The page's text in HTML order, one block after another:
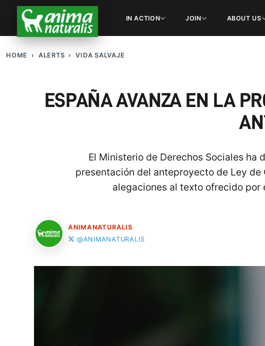
IN ACTION JOIN ABOUT US
HOME ALERTS VIDA SALVAJE
ESPAÑA AVANZA EN LA
El Ministerio de Derechos Sociales
presentación del anteproyecto de Ley
alegaciones al texto ofrecido
ANIMANATURALIS
@ANIMANATURALIS